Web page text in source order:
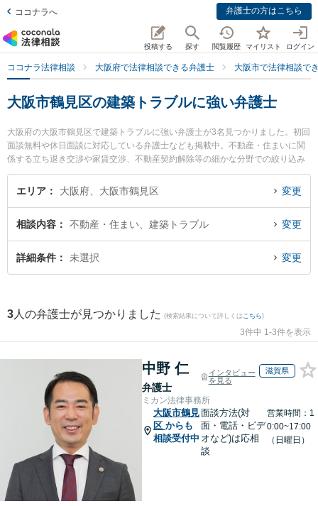
ココナラへ 弁護士の方はこちら
投稿する 探す 閲覧履歴 マイリスト ログイン
ココナラ法律相談 大阪府で法律相談できる弁護士 大阪市で法律相談で
大阪市鶴見区の建築トラブルに強い弁護士
大阪府の大阪市鶴見区で建築トラブルに強い弁護士が3名見つかりました。初回
面談無料や休日面談に対応している弁護士なども掲載中。不動産・住まいに関
係する立ち退き交渉や家賃交渉、不動産契約解除等の細かな分野での絞り込み
検索もでき便利です。特に弁護士法人 大阪鶴見法律事務所の岸 秀行弁護士や弁
護士法人ももとせ 放出法律事務所の土井 稜太弁護士、弁護士法人 大阪鶴見法
を今すぐに弁護士に相談したい』『建築トラブルのトラブル解決の実績豊富な
近くの弁護士を検索したい』『初回相談無料で建築トラブルを法律相談できる
大阪市鶴見区内の弁護士に相談予約したい』などでお困りの相談者さんにおす
エリア 大阪府、大阪市鶴見区 変更
相談内容 不動産・住まい、建築トラブル 変更
詳細条件 未選択 変更
3 人の弁護士が見つかりました (検索結果について詳しくは こちら)
3件中 1-3件を表示
中野 仁
弁護士
インタビュー
を見る
滋賀県
ミカン法律事務所
大阪市鶴見
区 からも
相談受付中
面談方法(対
面・電話・ビデ
オなど)は応相
談
営業時間：1
0:00~17:00
（日曜日）